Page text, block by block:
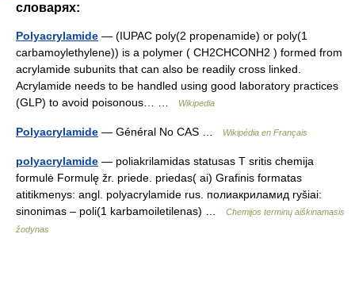
словарях:
Polyacrylamide — (IUPAC poly(2 propenamide) or poly(1
carbamoylethylene)) is a polymer ( CH2CHCONH2 ) formed from
acrylamide subunits that can also be readily cross linked.
Acrylamide needs to be handled using good laboratory practices
(GLP) to avoid poisonous… …
Wikipedia
Polyacrylamide — Général No CAS … Wikipédia en Français
polyacrylamide — poliakrilamidas statusas T sritis chemija
formulė Formulę žr. priede. priedas( ai) Grafinis formatas
atitikmenys: angl. polyacrylamide rus. полиакриламид ryšiai:
sinonimas – poli(1 karbamoiletilenas) …
Chemijos terminų aiškinamasis
žodynas